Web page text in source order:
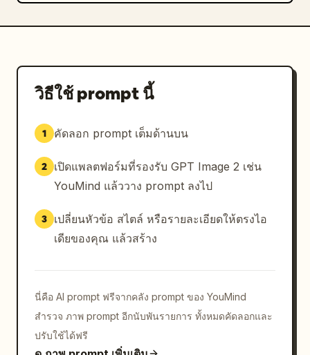
วิธีใช้ prompt นี้
1 คัดลอก prompt เต็มด้านบน
2
เปิดแพลตฟอร์มที่รองรับ GPT Image 2 เช่น
YouMind แล้ววาง prompt ลงไป
3
เปลี่ยนหัวข้อ สไตล์ หรือรายละเอียดให้ตรงไอ
เดียของคุณ แล้วสร้าง
นี่คือ AI prompt ฟรีจากคลัง prompt ของ YouMind
สำรวจ ภาพ prompt อีกนับพันรายการ ทั้งหมดคัดลอกและ
ปรับใช้ได้ฟรี